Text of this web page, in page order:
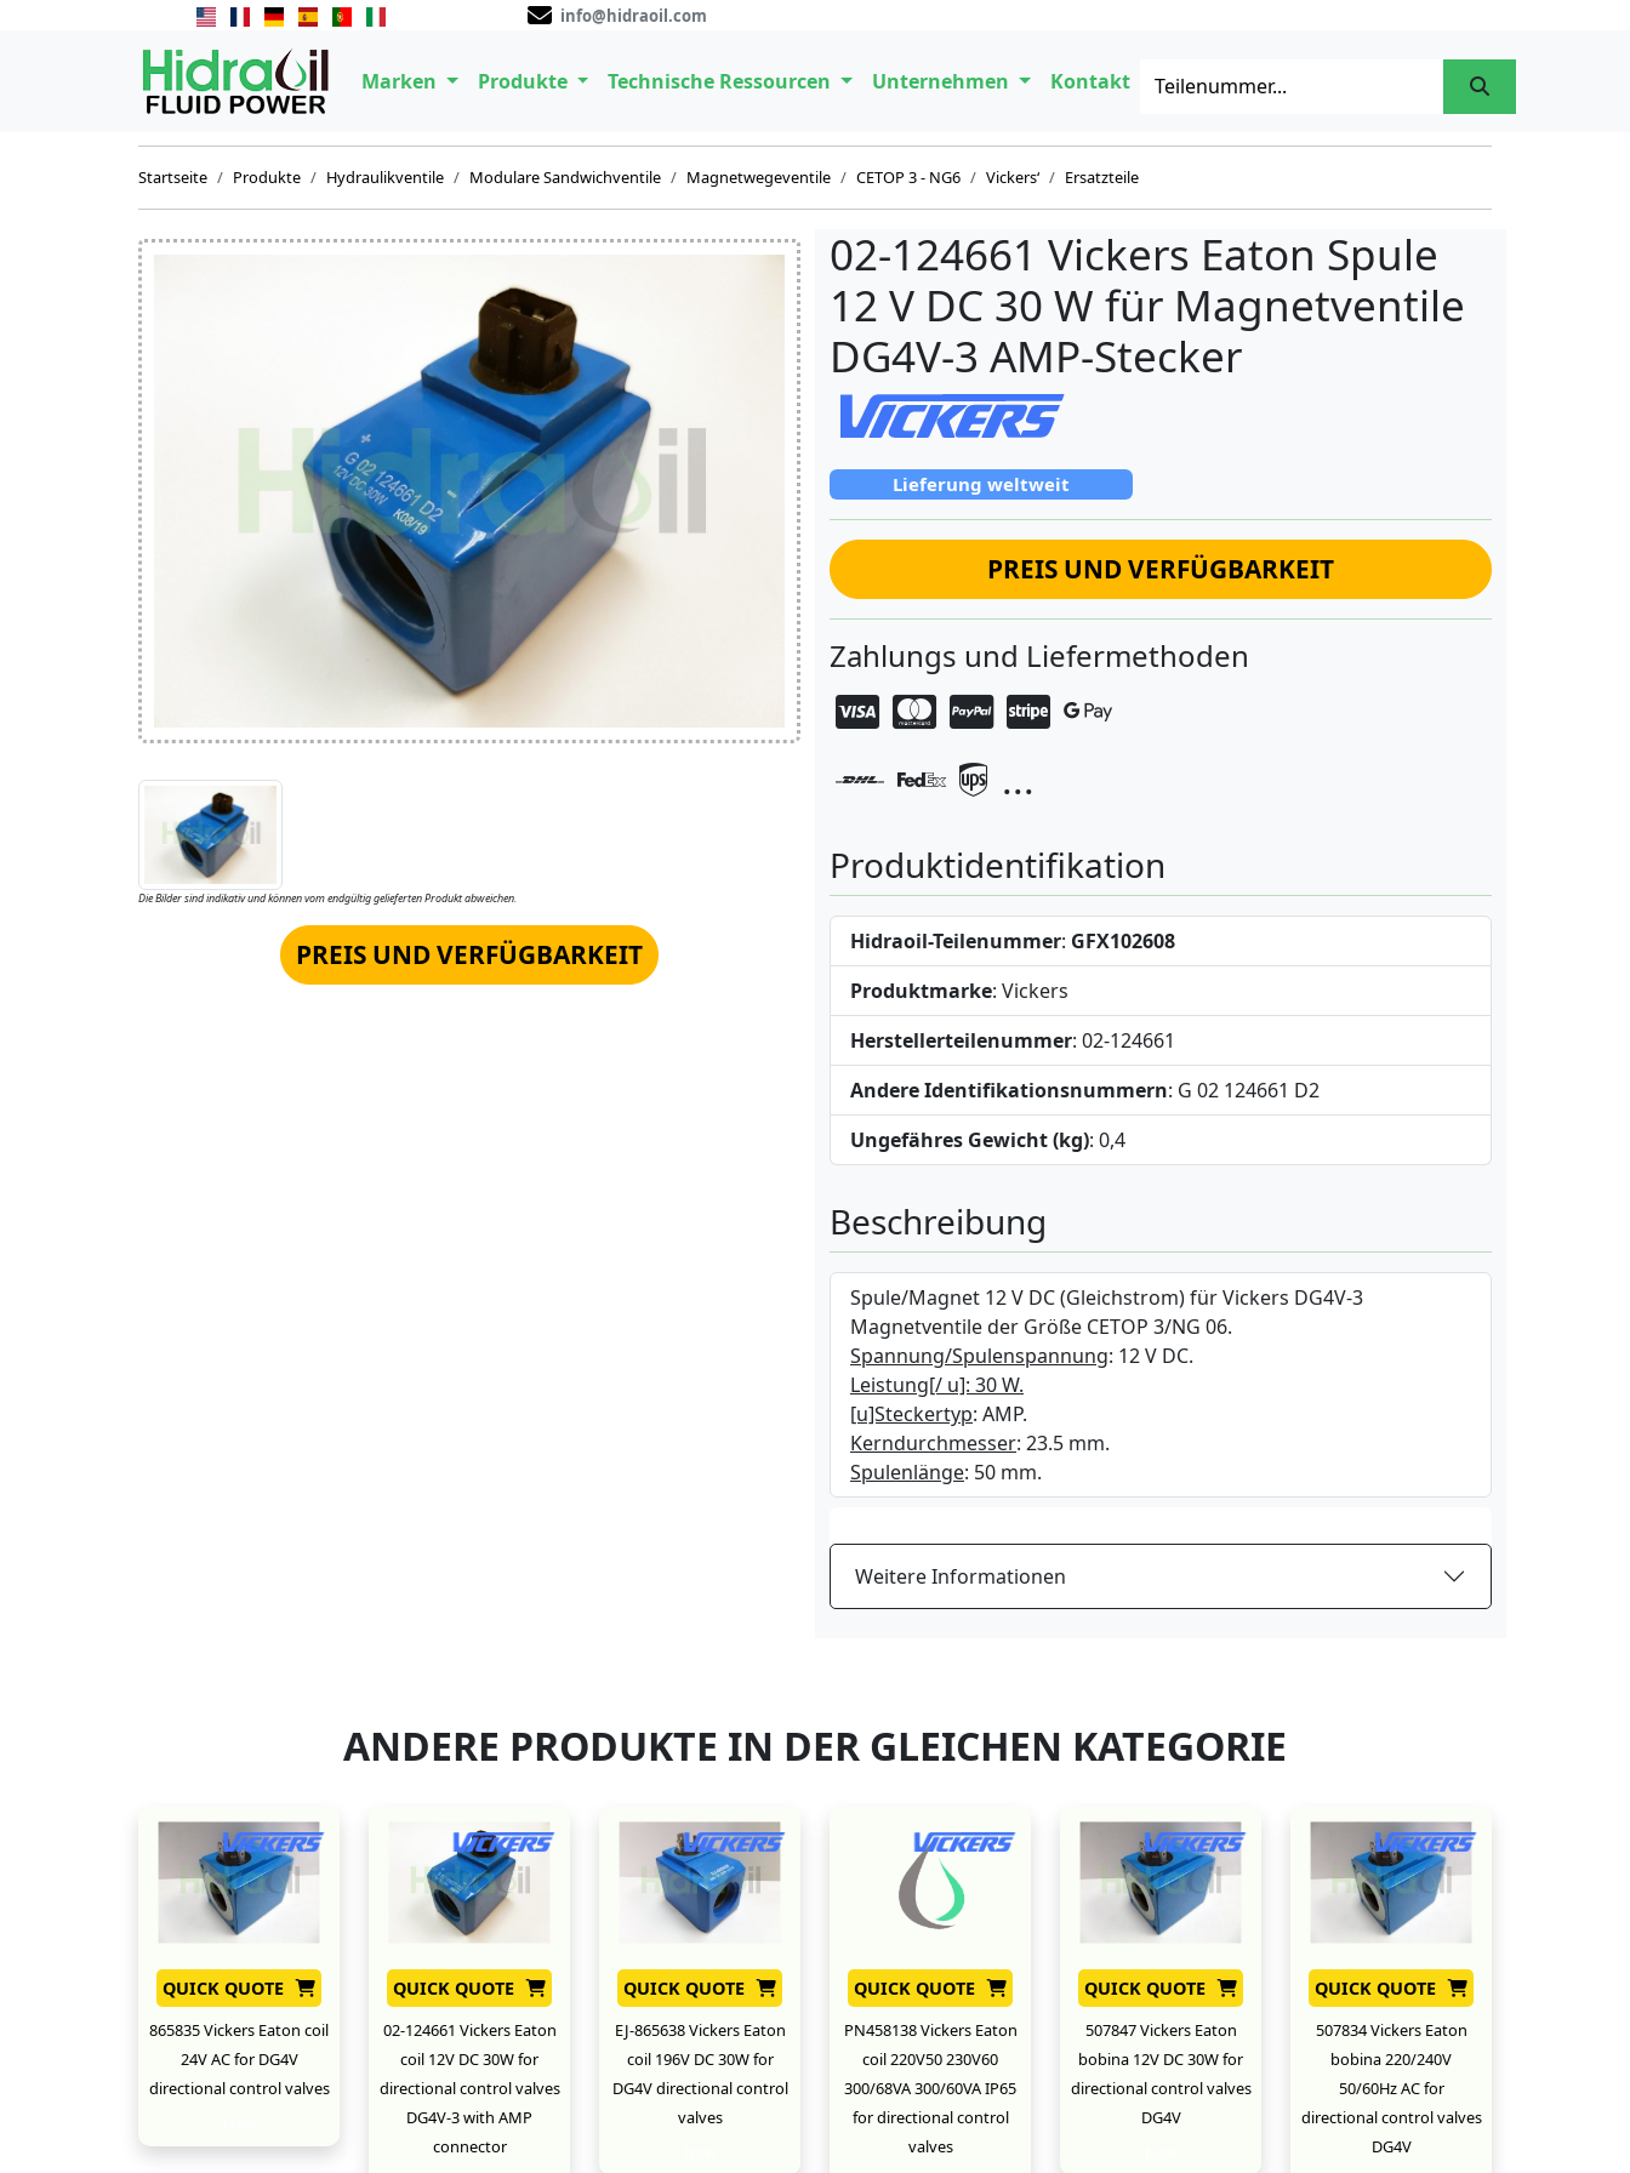
info@hidraoil.com
Marken Produkte Technische Ressourcen Unternehmen Kontakt
Startseite Produkte Hydraulikventile Modulare Sandwichventile Magnetwegeventile CETOP 3 - NG6 Vickers‘ Ersatzteile
Die Bilder sind indikativ und können vom endgültig gelieferten Produkt abweichen.
PREIS UND VERFÜGBARKEIT
02-124661 Vickers Eaton Spule
12 V DC 30 W für Magnetventile
DG4V-3 AMP-Stecker
Lieferung weltweit
PREIS UND VERFÜGBARKEIT
Zahlungs und Liefermethoden
...
Produktidentifikation
Hidraoil-Teilenummer: GFX102608
Produktmarke: Vickers
Herstellerteilenummer: 02-124661
Andere Identifikationsnummern: G 02 124661 D2
Ungefähres Gewicht (kg): 0,4
Beschreibung
Spule/Magnet 12 V DC (Gleichstrom) für Vickers DG4V-3
Magnetventile der Größe CETOP 3/NG 06.
Spannung/Spulenspannung: 12 V DC.
Leistung[/ u]: 30 W.
[u]Steckertyp: AMP.
Kerndurchmesser: 23.5 mm.
Spulenlänge: 50 mm.
Weitere Informationen
ANDERE PRODUKTE IN DER GLEICHEN KATEGORIE
QUICK QUOTE
865835 Vickers Eaton coil
24V AC for DG4V
directional control valves
QUICK QUOTE
02-124661 Vickers Eaton
coil 12V DC 30W for
directional control valves
DG4V-3 with AMP
connector
QUICK QUOTE
EJ-865638 Vickers Eaton
coil 196V DC 30W for
DG4V directional control
valves
QUICK QUOTE
PN458138 Vickers Eaton
coil 220V50 230V60
300/68VA 300/60VA IP65
for directional control
valves
QUICK QUOTE
507847 Vickers Eaton
bobina 12V DC 30W for
directional control valves
DG4V
QUICK QUOTE
507834 Vickers Eaton
bobina 220/240V
50/60Hz AC for
directional control valves
DG4V